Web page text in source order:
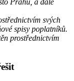
Prahu, a dále
svých
spisy poplatníků.
prostřednictvím